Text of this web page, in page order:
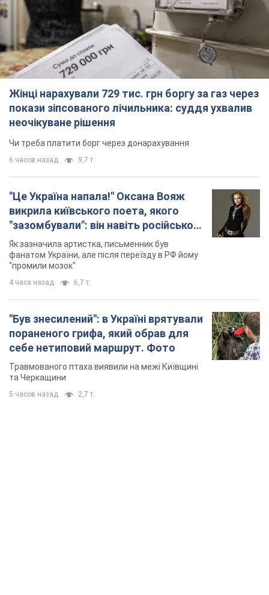
Жінці нарахували 729 тис. грн боргу за газ через
покази зіпсованого лічильника: суддя ухвалив
неочікуване рішення
Чи треба платити борг через донарахування
6 часов назад 9,7 т.
"Це Україна напала!" Оксана Вояж
викрила київського поета, якого
"зазомбували": він навіть російської
не знав, а тепер хоче геноциду
українців
Як зазначила артистка, письменник був
фанатом України, але після переїзду в РФ йому
"промили мозок"
4 часа назад 6,7 т.
"Був знесилений": в Україні врятували
пораненого грифа, який обрав для
себе нетиповий маршрут. Фото
Травмованого птаха виявили на межі Київщині
та Черкащини
5 часов назад 2,7 т.